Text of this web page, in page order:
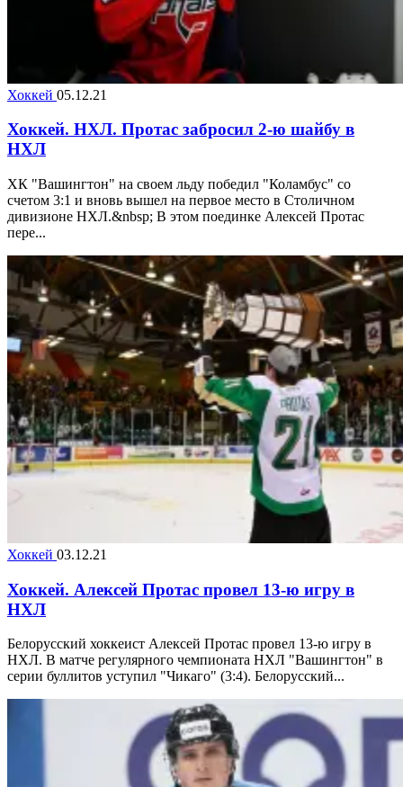
Хоккей 05.12.21
Хоккей. НХЛ. Протас забросил 2-ю шайбу в
НХЛ
ХК "Вашингтон" на своем льду победил "Коламбус" со
счетом 3:1 и вновь вышел на первое место в Столичном
дивизионе НХЛ.&nbsp; В этом поединке Алексей Протас
пере...
Хоккей 03.12.21
Хоккей. Алексей Протас провел 13-ю игру в
НХЛ
Белорусский хоккеист Алексей Протас провел 13-ю игру в
НХЛ. В матче регулярного чемпионата НХЛ "Вашингтон" в
серии буллитов уступил "Чикаго" (3:4). Белорусский...